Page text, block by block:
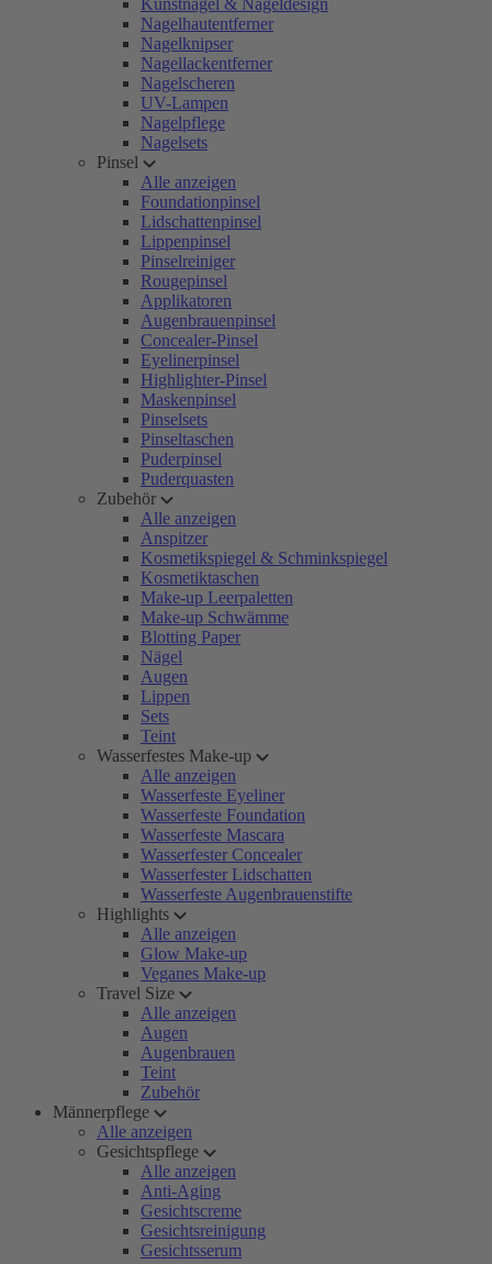
Kunstnägel & Nageldesign
Nagelhautentferner
Nagelknipser
Nagellackentferner
Nagelscheren
UV-Lampen
Nagelpflege
Nagelsets
Pinsel
Alle anzeigen
Foundationpinsel
Lidschattenpinsel
Lippenpinsel
Pinselreiniger
Rougepinsel
Applikatoren
Augenbrauenpinsel
Concealer-Pinsel
Eyelinerpinsel
Highlighter-Pinsel
Maskenpinsel
Pinselsets
Pinseltaschen
Puderpinsel
Puderquasten
Zubehör
Alle anzeigen
Anspitzer
Kosmetikspiegel & Schminkspiegel
Kosmetiktaschen
Make-up Leerpaletten
Make-up Schwämme
Blotting Paper
Nägel
Augen
Lippen
Sets
Teint
Wasserfestes Make-up
Alle anzeigen
Wasserfeste Eyeliner
Wasserfeste Foundation
Wasserfeste Mascara
Wasserfester Concealer
Wasserfester Lidschatten
Wasserfeste Augenbrauenstifte
Highlights
Alle anzeigen
Glow Make-up
Veganes Make-up
Travel Size
Alle anzeigen
Augen
Augenbrauen
Teint
Zubehör
Männerpflege
Alle anzeigen
Gesichtspflege
Alle anzeigen
Anti-Aging
Gesichtscreme
Gesichtsreinigung
Gesichtsserum